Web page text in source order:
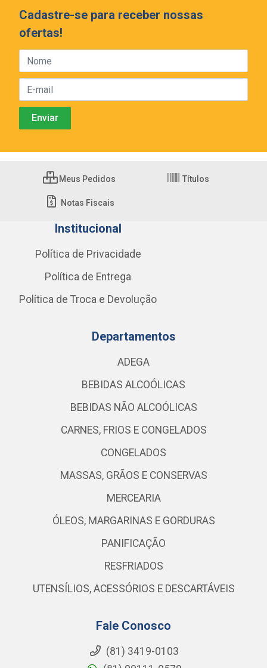
Cadastre-se para receber nossas
ofertas!
Meus Pedidos Títulos
Notas Fiscais
Institucional
Política de Privacidade
Política de Entrega
Política de Troca e Devolução
Departamentos
ADEGA
BEBIDAS ALCOÓLICAS
BEBIDAS NÃO ALCOÓLICAS
CARNES, FRIOS E CONGELADOS
CONGELADOS
MASSAS, GRÃOS E CONSERVAS
MERCEARIA
ÓLEOS, MARGARINAS E GORDURAS
PANIFICAÇÃO
RESFRIADOS
UTENSÍLIOS, ACESSÓRIOS E DESCARTÁVEIS
Fale Conosco
(81) 3419-0103